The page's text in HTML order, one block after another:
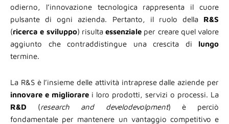
odierno, l’innovazione tecnologica rappresenta il cuore
pulsante di ogni azienda. Pertanto, il ruolo dellaR&S
(ricerca e sviluppo) risulta essenziale per creare quel valore
aggiunto che contraddistingue una crescita di lungo
termine.
La R&S è l’insieme delle attività intraprese dalle aziende per
innovare e migliorare i loro prodotti, servizi o processi. La
R&D (research and develodevolpment) è perciò
fondamentale per mantenere un vantaggio competitivo e